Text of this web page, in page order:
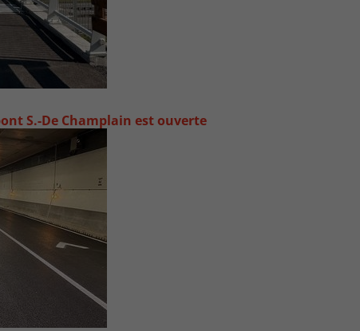
S.-De Champlain est ouverte